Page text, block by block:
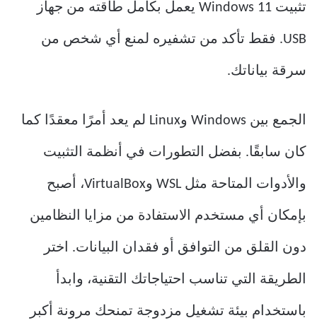
تثبيت Windows 11 يعمل بكامل طاقته من جهاز
USB. فقط تأكد من تشفيره لمنع أي شخص من
سرقة بياناتك.
الجمع بين Windows وLinux لم يعد أمرًا معقدًا كما
كان سابقًا. بفضل التطورات في أنظمة التثبيت
والأدوات المتاحة مثل WSL وVirtualBox، أصبح
بإمكان أي مستخدم الاستفادة من مزايا النظامين
دون القلق من التوافق أو فقدان البيانات. اختر
الطريقة التي تناسب احتياجاتك التقنية، وابدأ
باستخدام بيئة تشغيل مزدوجة تمنحك مرونة أكبر